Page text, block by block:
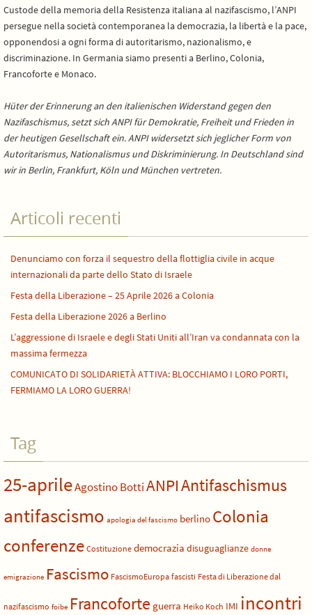
Custode della memoria della Resistenza italiana al nazifascismo, l’ANPI
persegue nella società contemporanea la democrazia, la libertà e la pace,
opponendosi a ogni forma di autoritarismo, nazionalismo, e
discriminazione. In Germania siamo presenti a Berlino, Colonia,
Francoforte e Monaco.
Hüter der Erinnerung an den italienischen Widerstand gegen den
Nazifaschismus, setzt sich ANPI für Demokratie, Freiheit und Frieden in
der heutigen Gesellschaft ein. ANPI widersetzt sich jeglicher Form von
Autoritarismus, Nationalismus und Diskriminierung. In Deutschland sind
wir in Berlin, Frankfurt, Köln und München vertreten.
Articoli recenti
Denunciamo con forza il sequestro della flottiglia civile in acque
internazionali da parte dello Stato di Israele
Festa della Liberazione – 25 Aprile 2026 a Colonia
Festa della Liberazione 2026 a Berlino
L’aggressione di Israele e degli Stati Uniti all’Iran va condannata con la
massima fermezza
COMUNICATO DI SOLIDARIETÀ ATTIVA: BLOCCHIAMO I LORO PORTI,
FERMIAMO LA LORO GUERRA!
Tag
25-aprileAgostino BottiANPIAntifaschismus
antifascismo apologia del fascismo berlino Colonia
conferenze Costituzione democrazia disuguaglianze donne
emigrazione Fascismo FascismoEuropa fascisti Festa di Liberazione dal
nazifascismo foibe Francoforte guerra Heiko Koch IMI incontri